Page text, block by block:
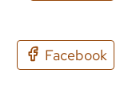
Facebook